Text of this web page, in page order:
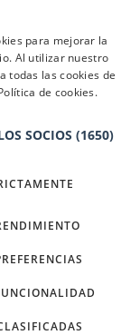
para mejorar la
Al utilizar nuestro
todas las cookies de
de cookies.
SOCIOS (1650)